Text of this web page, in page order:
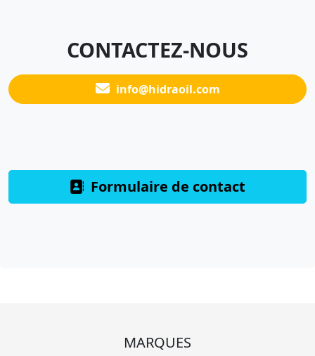
CONTACTEZ-NOUS
info@hidraoil.com
Formulaire de contact
MARQUES